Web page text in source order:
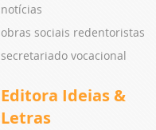
notícias
obras sociais redentoristas
secretariado vocacional
Editora Ideias &
Letras